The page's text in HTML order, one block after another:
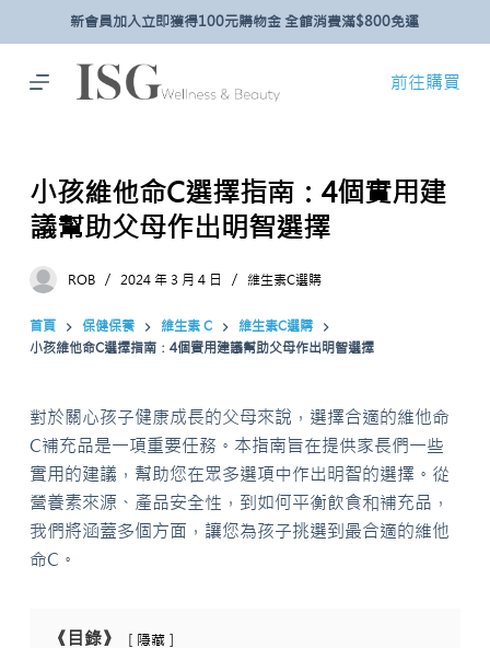
主
新會員加入立即獲得100元購物金 全館消費滿$800免運
前往購買
小孩維他命C選擇指南：4個實用建
議幫助父母作出明智選擇
ROB 2024 年 3 月 4 日 維生素C選購
首頁 保健保養 維生素 C
維生素C選購
小孩維他命C選擇指南：4個實用建議幫助父母作出明智選擇
對於關心孩子健康成長的父母來說，選擇合適的維他命
C補充品是一項重要任務。本指南旨在提供家長們一些
實用的建議，幫助您在眾多選項中作出明智的選擇。從
營養素來源、產品安全性，到如何平衡飲食和補充品，
我們將涵蓋多個方面，讓您為孩子挑選到最合適的維他
命C。
《目錄》 隱藏